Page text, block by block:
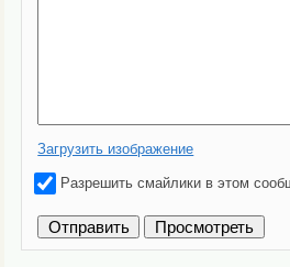
Загрузить изображение
Разрешить смайлики в этом